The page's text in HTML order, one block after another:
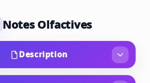
Notes Olfactives
Description
par Shalimar de